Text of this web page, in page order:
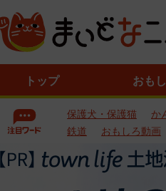
トップ おも
保護犬・保護猫 か
鉄道
おもしろ動画